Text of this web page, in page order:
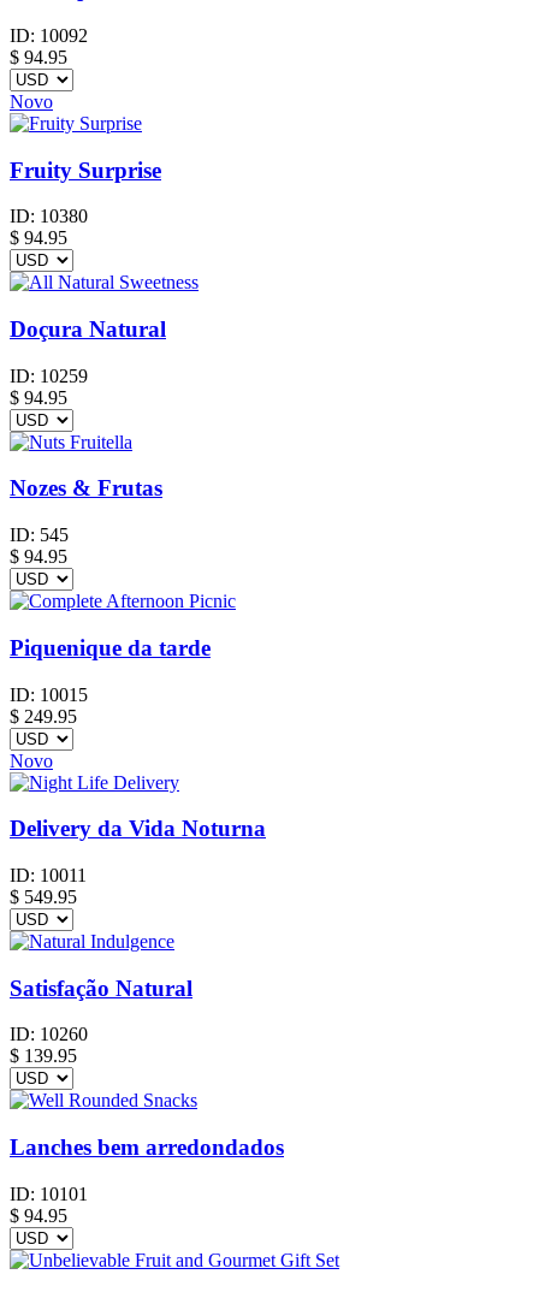
ID: 10092
$ 94.95
Novo
Fruity Surprise
ID: 10380
$ 94.95
Doçura Natural
ID: 10259
$ 94.95
Nozes & Frutas
ID: 545
$ 94.95
Piquenique da tarde
ID: 10015
$ 249.95
Novo
Delivery da Vida Noturna
ID: 10011
$ 549.95
Satisfação Natural
ID: 10260
$ 139.95
Lanches bem arredondados
ID: 10101
$ 94.95